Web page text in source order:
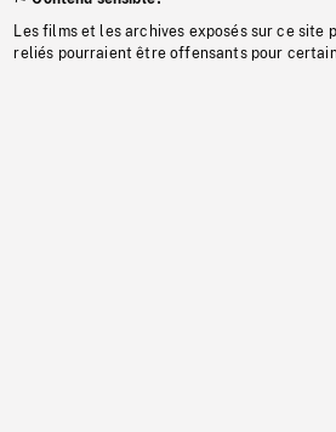
Les films et les archives exposés sur ce site
reliés pourraient être offensants pour